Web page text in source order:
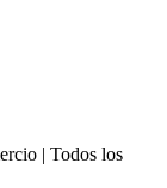
| Todos los